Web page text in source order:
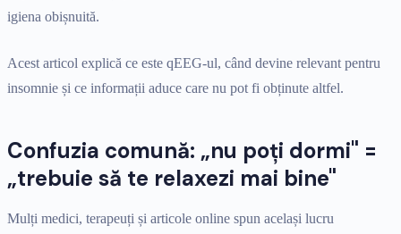
igiena obișnuită.
Acest articol explică ce este qEEG-ul, când devine relevant pentru
insomnie și ce informații aduce care nu pot fi obținute altfel.
Confuzia comună: „nu poți dormi" =
„trebuie să te relaxezi mai bine"
Mulți medici, terapeuți și articole online spun același lucru